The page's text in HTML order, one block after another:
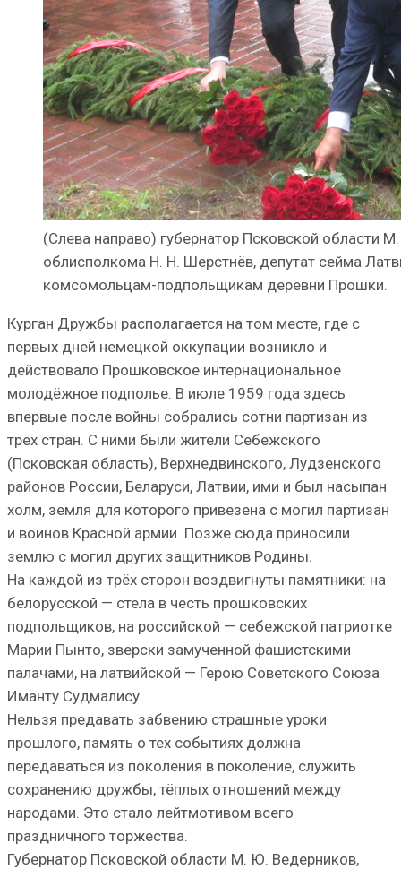
(Слева направо) губернатор Псковской области
облисполкома Н. Н. Шерстнёв, депутат сейма
комсомольцам-подпольщикам деревни Прошки.
Курган Дружбы располагается на том месте, где с
первых дней немецкой оккупации возникло и
действовало Прошковское интернациональное
молодёжное подполье. В июле 1959 года здесь
впервые после войны собрались сотни партизан из
трёх стран. С ними были жители Себежского
(Псковская область), Верхнедвинского, Лудзенского
районов России, Беларуси, Латвии, ими и был насыпан
холм, земля для которого привезена с могил партизан
и воинов Красной армии. Позже сюда приносили
землю с могил других защитников Родины.
На каждой из трёх сторон воздвигнуты памятники: на
белорусской — стела в честь прошковских
подпольщиков, на российской — себежской патриотке
Марии Пынто, зверски замученной фашистскими
палачами, на латвийской — Герою Советского Союза
Иманту Судмалису.
Нельзя предавать забвению страшные уроки
прошлого, память о тех событиях должна
передаваться из поколения в поколение, служить
сохранению дружбы, тёплых отношений между
народами. Это стало лейтмотивом всего
праздничного торжества.
Губернатор Псковской области М. Ю. Ведерников,